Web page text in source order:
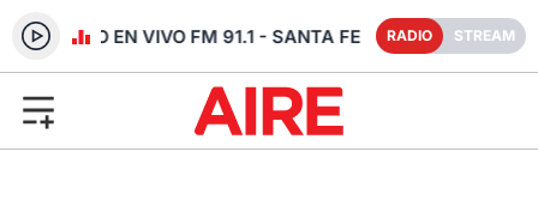
RADIO EN VIVO FM 91.1 - SANTA FE RADIO STREAM